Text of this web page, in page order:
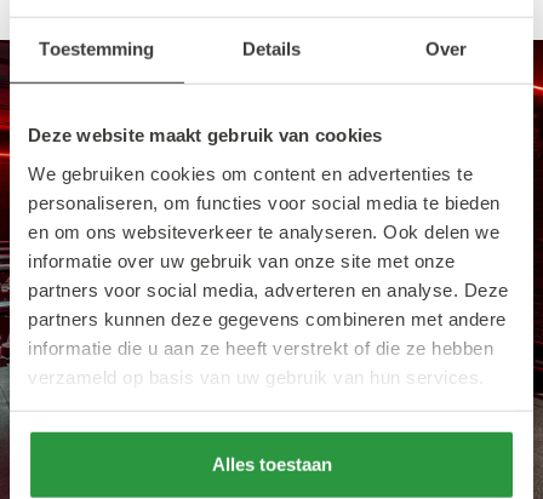
Toestemming Details Over
Deze website maakt gebruik van cookies
We gebruiken cookies om content en advertenties te
personaliseren, om functies voor social media te bieden
en om ons websiteverkeer te analyseren. Ook delen we
informatie over uw gebruik van onze site met onze
partners voor social media, adverteren en analyse. Deze
partners kunnen deze gegevens combineren met andere
informatie die u aan ze heeft verstrekt of die ze hebben
verzameld op basis van uw gebruik van hun services.
Alles toestaan